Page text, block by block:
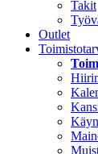
Takit
Outlet